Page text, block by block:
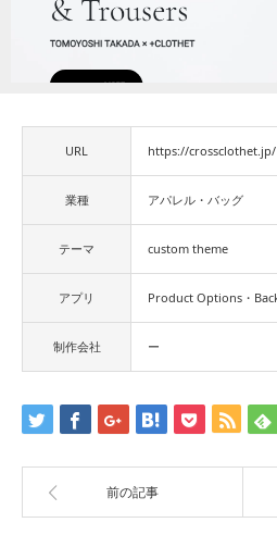
URL https://crossclothet.jp/
業種 アパレル・バッグ
テーマ custom theme
アプリ Product Options・
制作会社 ー
前の記事